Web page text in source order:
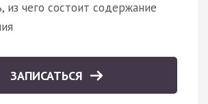
из чего состоит содержание
ЗАПИСАТЬСЯ